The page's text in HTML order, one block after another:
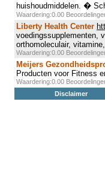
huishoudmiddelen. �
Waardering:0.00
Liberty Health Center
voedingssupplementen,
orthomoleculair,
Waardering:0.00
Meijers
Producten voor Fitness
Waardering:0.00
Disclaimer